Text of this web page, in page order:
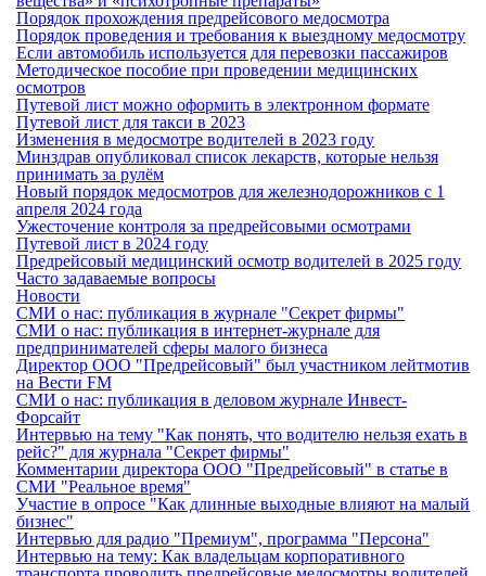
Порядок прохождения предрейсового медосмотра
Порядок проведения и требования к выездному медосмотру
Если автомобиль используется для перевозки пассажиров
Методическое пособие при проведении медицинских
осмотров
Путевой лист можно оформить в электронном формате
Путевой лист для такси в 2023
Изменения в медосмотре водителей в 2023 году
Минздрав опубликовал список лекарств, которые нельзя
принимать за рулём
Новый порядок медосмотров для железнодорожников с 1
апреля 2024 года
Ужесточение контроля за предрейсовыми осмотрами
Путевой лист в 2024 году
Предрейсовый медицинский осмотр водителей в 2025 году
Часто задаваемые вопросы
Новости
СМИ о нас: публикация в журнале "Секрет фирмы"
СМИ о нас: публикация в интернет-журнале для
предпринимателей сферы малого бизнеса
Директор ООО "Предрейсовый" был участником лейтмотив
на Вести FM
СМИ о нас: публикация в деловом журнале Инвест-
Форсайт
Интервью на тему "Как понять, что водителю нельзя ехать в
рейс?" для журнала "Секрет фирмы"
Комментарии директора ООО "Предрейсовый" в статье в
СМИ "Реальное время"
Участие в опросе "Как длинные выходные влияют на малый
бизнес"
Интервью для радио "Премиум", программа "Персона"
Интервью на тему: Как владельцам корпоративного